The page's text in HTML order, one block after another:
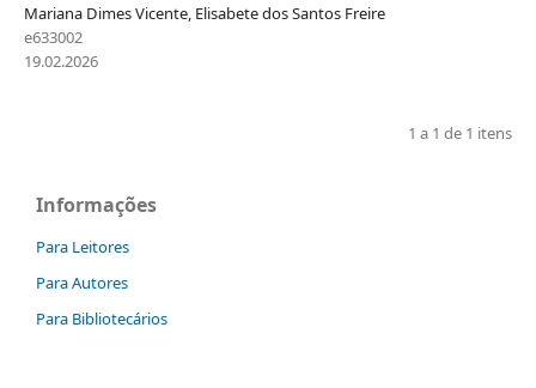
Mariana Dimes Vicente, Elisabete dos Santos Freire
e633002
19.02.2026
1 a 1 de 1 itens
Informações
Para Leitores
Para Autores
Para Bibliotecários